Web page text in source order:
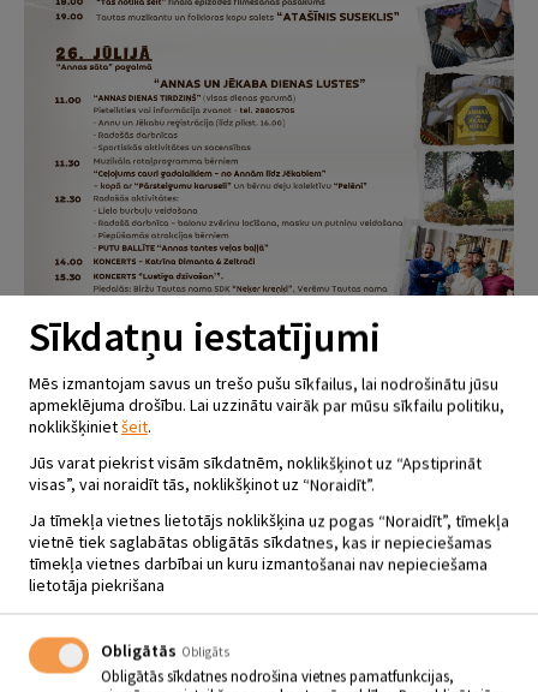
ANNAS UN JĒKABA DIENAS
LUSTES
Atašienes Tautas nams “Annas sāta”
Sīkdatņu iestatījumi
Mēs izmantojam savus un trešo pušu sīkfailus, lai nodrošinātu jūsu
apmeklējuma drošību. Lai uzzinātu vairāk par mūsu sīkfailu politiku,
noklikšķinietšeit.
Jūs varat piekrist visām sīkdatnēm, noklikšķinot uz “Apstiprināt
visas”, vai noraidīt tās, noklikšķinot uz “Noraidīt”.
Ja tīmekļa vietnes lietotājs noklikšķina uz pogas “Noraidīt”, tīmekļa
vietnē tiek saglabātas obligātās sīkdatnes, kas ir nepieciešamas
tīmekļa vietnes darbībai un kuru izmantošanai nav nepieciešama
lietotāja piekrišana
Obligātās Obligāts
Obligātās sīkdatnes nodrošina vietnes pamatfunkcijas,